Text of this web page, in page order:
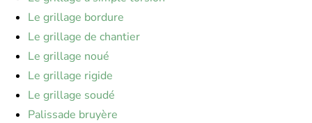
Le grillage bordure
Le grillage de chantier
Le grillage noué
Le grillage rigide
Le grillage soudé
Palissade bruyère